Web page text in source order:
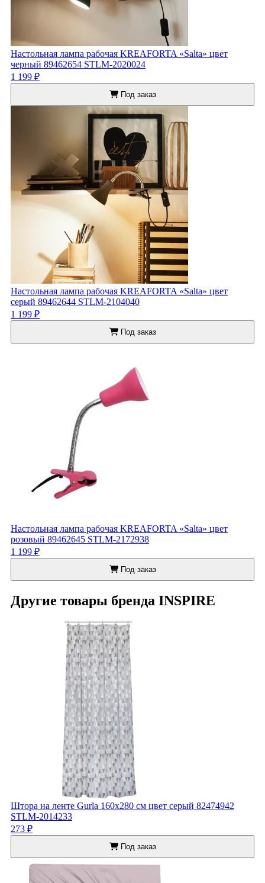
Настольная лампа рабочая KREAFORTA «Salta» цвет
черный 89462654 STLM-2020024
1 199 ₽
Под заказ
Настольная лампа рабочая KREAFORTA «Salta» цвет
серый 89462644 STLM-2104040
1 199 ₽
Под заказ
Настольная лампа рабочая KREAFORTA «Salta» цвет
розовый 89462645 STLM-2172938
1 199 ₽
Под заказ
Другие товары бренда INSPIRE
Штора на ленте Gurla 160x280 см цвет серый 82474942
STLM-2014233
273 ₽
Под заказ